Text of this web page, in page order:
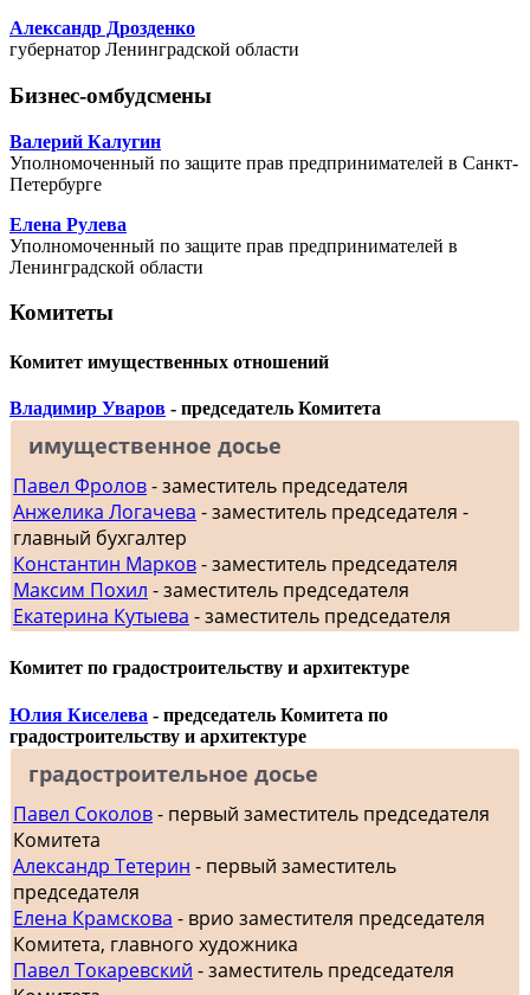
Александр Дрозденко
губернатор Ленинградской области
Бизнес-омбудсмены
Валерий Калугин
Уполномоченный по защите прав предпринимателей в Санкт-
Петербурге
Елена Рулева
Уполномоченный по защите прав предпринимателей в
Ленинградской области
Комитеты
Комитет имущественных отношений
Владимир Уваров - председатель Комитета
имущественное досье
Павел Фролов- заместитель председателя
Анжелика Логачева - заместитель председателя -
главный бухгалтер
Константин Марков- заместитель председателя
Максим Похил - заместитель председателя
Екатерина Кутыева - заместитель председателя
Комитет по градостроительству и архитектуре
Юлия Киселева - председатель Комитета по
градостроительству и архитектуре
градостроительное досье
Павел Соколов- первый заместитель председателя
Комитета
Александр Тетерин - первый заместитель
председателя
Елена Крамскова - врио заместителя председателя
Комитета, главного художника
Павел Токаревский - заместитель председателя